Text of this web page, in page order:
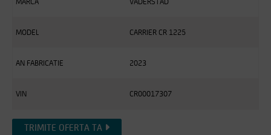
MODEL CARRIER CR 1225
AN FABRICATIE 2023
VIN CR00017307
TRIMITE OFERTA TA